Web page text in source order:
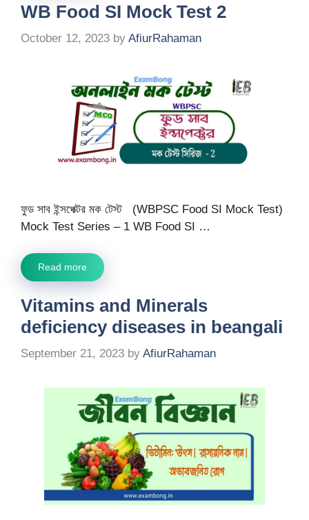
WB Food SI Mock Test 2
October 12, 2023 by AfiurRahaman
ফুড সাব ইন্সপেক্টর মক টেস্ট (WBPSC Food SI Mock Test)
Mock Test Series – 1 WB Food SI …
Read more
Vitamins and Minerals
deficiency diseases in beangali
September 21, 2023 by AfiurRahaman